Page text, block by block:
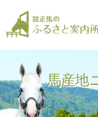
馬産地